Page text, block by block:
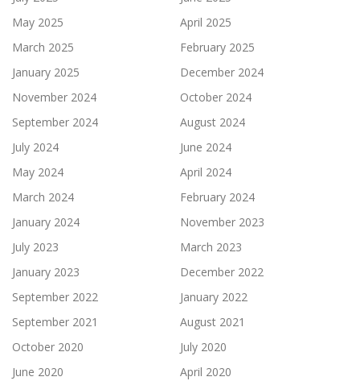
May 2025
April 2025
March 2025
February 2025
January 2025
December 2024
November 2024
October 2024
September 2024
August 2024
July 2024
June 2024
May 2024
April 2024
March 2024
February 2024
January 2024
November 2023
July 2023
March 2023
January 2023
December 2022
September 2022
January 2022
September 2021
August 2021
October 2020
July 2020
June 2020
April 2020